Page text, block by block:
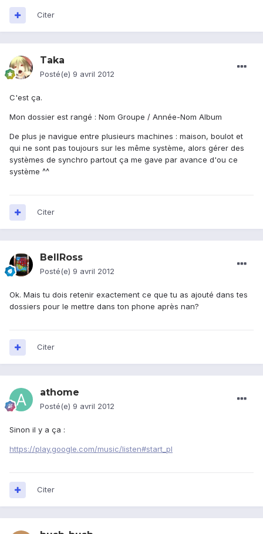
Citer
Taka
Posté(e) 9 avril 2012
C'est ça.
Mon dossier est rangé : Nom Groupe / Année-Nom Album
De plus je navigue entre plusieurs machines : maison, boulot et
qui ne sont pas toujours sur les même système, alors gérer des
systèmes de synchro partout ça me gave par avance d'ou ce
système ^^
Citer
BellRoss
Posté(e) 9 avril 2012
Ok. Mais tu dois retenir exactement ce que tu as ajouté dans tes
dossiers pour le mettre dans ton phone après nan?
Citer
athome
Posté(e) 9 avril 2012
Sinon il y a ça :
https://play.google.com/music/listen#start_pl
Citer